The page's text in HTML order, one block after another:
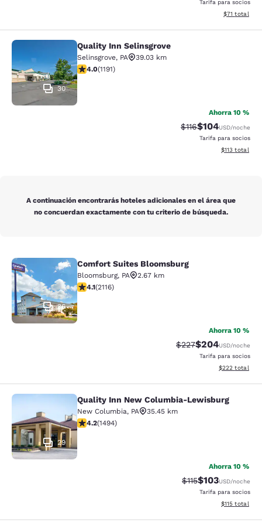
Tarifa para socios
Ver detalles
$71 total
Quality Inn Selinsgrove
30
Quality Inn Selinsgrove
Selinsgrove, PA
39.03 km
Calificación de 4.03 estrellas. Muy bueno. 1191 reseñas
4.0(1191)
Ahorra 10 %
Tarifa tachada:
$116Tarifa reducida:
$104USD/noche
Tarifa para socios
Ver detalles
$113 total
A continuación encontrarás hoteles adicionales en el área que
no concuerdan exactamente con tu criterio de búsqueda.
Comfort Suites Bloomsburg
36
Comfort Suites Bloomsburg
Bloomsburg, PA
2.67 km
Calificación de 4.07 estrellas. Muy bueno. 2116
4.1(2116)
Ahorra 10 %
Tarifa tachada:
$227Tarifa reducida:
$204USD/noche
Tarifa para socios
Ver detalles
$222 total
Quality Inn New Columbia-
29
Quality Inn New Columbia-Lewisburg
New Columbia, PA
35.45 km
Calificación de 4.15 estrellas. Muy bueno. 1494
4.2(1494)
Ahorra 10 %
Tarifa tachada:
$115Tarifa reducida:
$103USD/noche
Tarifa para socios
Ver detalles
$115 total